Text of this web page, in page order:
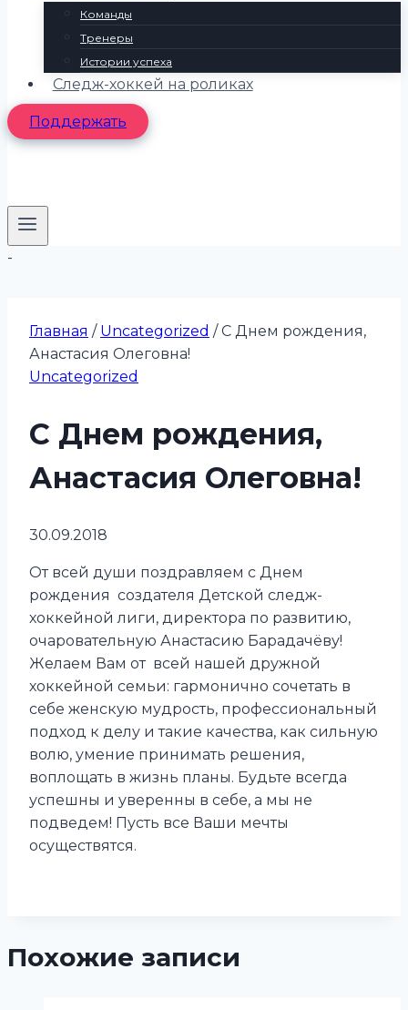
Команды
Тренеры
Истории успеха
Следж-хоккей на роликах
Поддержать
-
Главная / Uncategorized / С Днем рождения,
Анастасия Олеговна!
Uncategorized
С Днем рождения,
Анастасия Олеговна!
30.09.2018
От всей души поздравляем с Днем
рождения создателя Детской следж-
хоккейной лиги, директора по развитию,
очаровательную Анастасию Барадачёву!
Желаем Вам от всей нашей дружной
хоккейной семьи: гармонично сочетать в
себе женскую мудрость, профессиональный
подход к делу и такие качества, как сильную
волю, умение принимать решения,
воплощать в жизнь планы. Будьте всегда
успешны и уверенны в себе, а мы не
подведем! Пусть все Ваши мечты
осуществятся.
Похожие записи